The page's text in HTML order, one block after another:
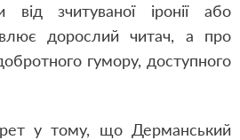
від зчитуваної іронії або
дорослий читач, а про
гумору, доступного
у тому, що Дерманський